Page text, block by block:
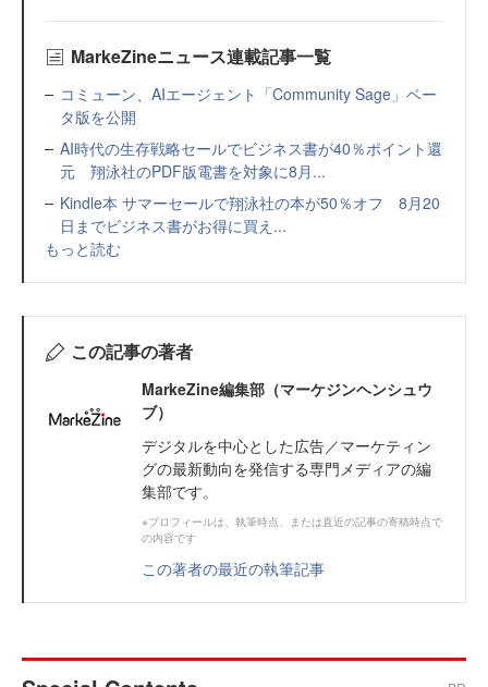
MarkeZineニュース連載記事一覧
コミューン、AIエージェント「Community Sage」ベー
タ版を公開
AI時代の生存戦略セールでビジネス書が40％ポイント還
元 翔泳社のPDF版電書を対象に8月...
Kindle本 サマーセールで翔泳社の本が50％オフ 8月20
日までビジネス書がお得に買え...
もっと読む
この記事の著者
MarkeZine編集部（マーケジンヘンシュウ
ブ）
デジタルを中心とした広告／マーケティン
グの最新動向を発信する専門メディアの編
集部です。
※プロフィールは、執筆時点、または直近の記事の寄稿時点で
の内容です
この著者の最近の執筆記事